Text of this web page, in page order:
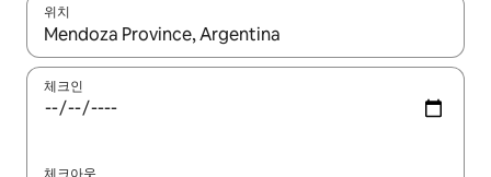
위치
결과가 나오면 위·아래 화살표 키를 사용하거나 터치 또는 스와이
체크인